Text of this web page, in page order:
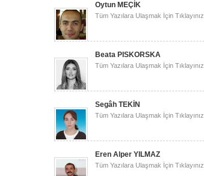
Oytun MEÇİK
Tüm Yazılara Ulaşmak İçin Tıklayınız.
Beata PISKORSKA
Tüm Yazılara Ulaşmak İçin Tıklayınız.
Segâh TEKİN
Tüm Yazılara Ulaşmak İçin Tıklayınız.
Eren Alper YILMAZ
Tüm Yazılara Ulaşmak İçin Tıklayınız.